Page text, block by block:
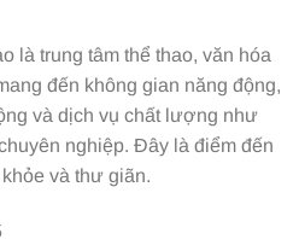
là trung tâm thể thao, văn hóa
đến không gian năng động,
và dịch vụ chất lượng như
nghiệp. Đây là điểm đến
và thư giãn.